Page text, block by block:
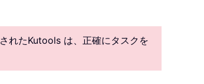
されたKutools は、正確にタスクを